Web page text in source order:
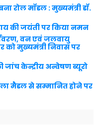
रोल मॉडल : मुख्यमंत्री डॉ.
की जयंती पर किया नमन
वन एवं जलवायु
को मुख्यमंत्री निवास पर
जांच केन्द्रीय अन्वेषण ब्यूरो
मैडल से सम्मानित होने पर